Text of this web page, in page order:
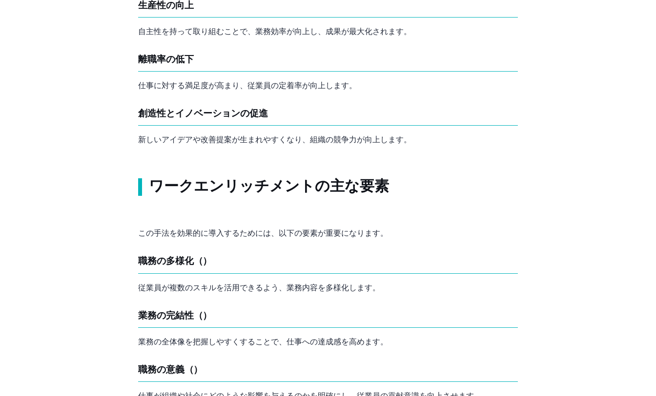
生産性の向上
自主性を持って取り組むことで、業務効率が向上し、成果が最大化されます。
離職率の低下
仕事に対する満足度が高まり、従業員の定着率が向上します。
創造性とイノベーションの促進
新しいアイデアや改善提案が生まれやすくなり、組織の競争力が向上します。
ワークエンリッチメントの主な要素
この手法を効果的に導入するためには、以下の要素が重要になります。
職務の多様化（Skill Variety）
従業員が複数のスキルを活用できるよう、業務内容を多様化します。
業務の完結性（Task Identity）
業務の全体像を把握しやすくすることで、仕事への達成感を高めます。
職務の意義（Task Significance）